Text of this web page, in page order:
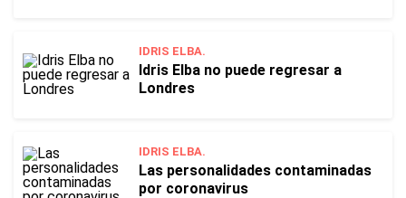
IDRIS ELBA.
Idris Elba no puede regresar a
Londres
IDRIS ELBA.
Las personalidades contaminadas
por coronavirus